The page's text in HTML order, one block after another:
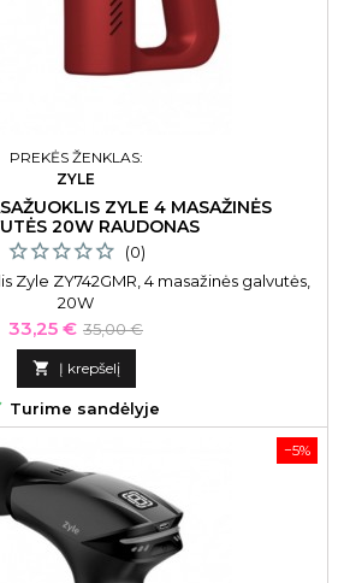
PREKĖS ŽENKLAS:
ZYLE
ZYLE 4 MASAŽINĖS
20W RAUDONAS
(0)
Zyle ZY742GMR, 4 masažinės galvutės,
20W
Kaina
33,25 € Bazinė
kaina
35,00 €
 Į krepšelį
Turime sandėlyje
−5%